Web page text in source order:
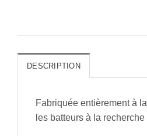
DESCRIPTION
Fabriquée entièrement à
les batteurs à la